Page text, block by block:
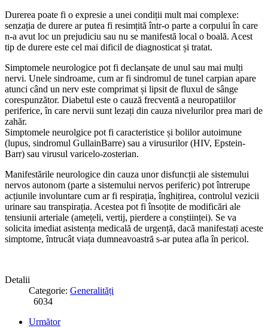
Durerea poate fi o expresie a unei condiții mult mai complexe:
senzația de durere ar putea fi resimțită într-o parte a corpului în care
n-a avut loc un prejudiciu sau nu se manifestă local o boală. Acest
tip de durere este cel mai dificil de diagnosticat și tratat.
Simptomele neurologice pot fi declanșate de unul sau mai mulți
nervi. Unele sindroame, cum ar fi sindromul de tunel carpian apare
atunci când un nerv este comprimat și lipsit de fluxul de sânge
corespunzător. Diabetul este o cauză frecventă a neuropatiilor
periferice, în care nervii sunt lezați din cauza nivelurilor prea mari de
zahăr.
Simptomele neurolgice pot fi caracteristice și bolilor autoimune
(lupus, sindromul GullainBarre) sau a virusurilor (HIV, Epstein-
Barr) sau virusul varicelo-zosterian.
Manifestările neurologice din cauza unor disfuncții ale sistemului
nervos autonom (parte a sistemului nervos periferic) pot întrerupe
acțiunile involuntare cum ar fi respirația, înghițirea, controlul vezicii
urinare sau transpirația. Acestea pot fi însoțite de modificări ale
tensiunii arteriale (amețeli, vertij, pierdere a conștiinței). Se va
solicita imediat asistența medicală de urgență, dacă manifestați aceste
simptome, întrucât viața dumneavoastră s-ar putea afla în pericol.
Detalii
Categorie: Generalități
6034
Următor